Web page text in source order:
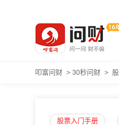
叩富问财 > 30秒问财 >
股票入门手册